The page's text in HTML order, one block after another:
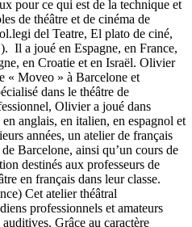
pour ce qui est de la technique et
de théâtre et de cinéma de
del Teatre, El plato de ciné,
Il a joué en Espagne, en France,
en Croatie et en Israël. Olivier
« Moveo » à Barcelone et
dans le théâtre de
Olivier a joué dans
anglais, en italien, en espagnol et
années, un atelier de français
Barcelone, ainsi qu’un cours de
destinés aux professeurs de
en français dans leur classe.
Cet atelier théâtral
professionnels et amateurs
Grâce au caractère